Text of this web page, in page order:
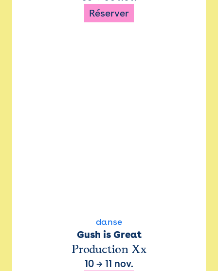
Réserver
danse
Gush is Great
Production Xx
10 → 11 nov.